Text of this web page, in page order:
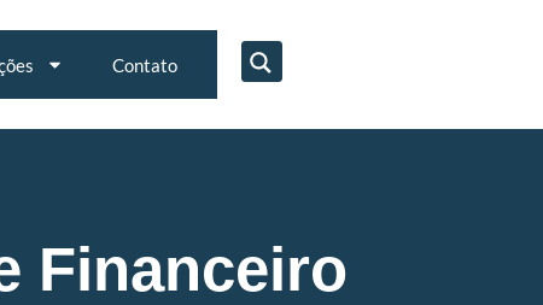
Contato
Financeiro